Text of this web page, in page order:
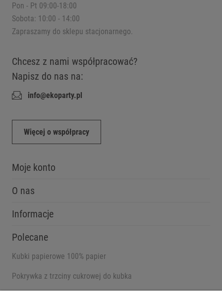
Pon - Pt 09:00-18:00
Sobota: 10:00 - 14:00
Zapraszamy do sklepu stacjonarnego.
Chcesz z nami współpracować?
Napisz do nas na:
info@ekoparty.pl
Więcej o współpracy
Moje konto
O nas
Informacje
Polecane
Kubki papierowe 100% papier
Pokrywka z trzciny cukrowej do kubka